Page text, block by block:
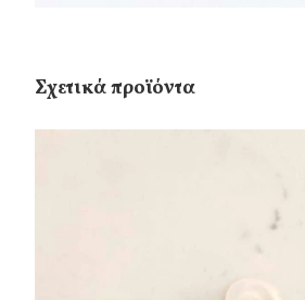
Σχετικά προϊόντα